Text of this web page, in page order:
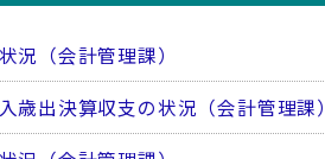
（会計管理課）
出決算収支の状況（会計管理課）